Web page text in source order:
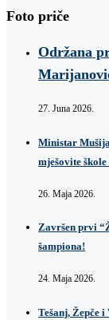
Foto priče
Održana
27. Juna 2026.
Ministar
mješovite škole
26. Maja 2026.
Završen prvi
šampiona!
24. Maja 2026.
Tešanj, Žepče